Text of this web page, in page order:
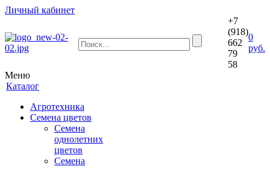
Личный кабинет
+7
(918)
662
79
58
0
руб.
Меню
Каталог
Агротехника
Семена цветов
Семена
однолетних
цветов
Семена